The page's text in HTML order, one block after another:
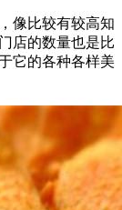
像比较有较高知
店的数量也是比
它的各种各样美